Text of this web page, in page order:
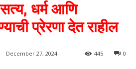
धर्म आणि
प्रेरणा देत राहील
December 27, 2024 0
445